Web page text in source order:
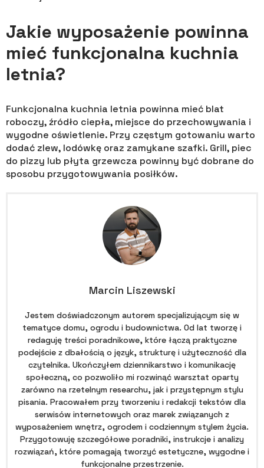
Jakie wyposażenie powinna
mieć funkcjonalna kuchnia
letnia?
Funkcjonalna kuchnia letnia powinna mieć blat
roboczy, źródło ciepła, miejsce do przechowywania i
wygodne oświetlenie. Przy częstym gotowaniu warto
dodać zlew, lodówkę oraz zamykane szafki. Grill, piec
do pizzy lub płyta grzewcza powinny być dobrane do
sposobu przygotowywania posiłków.
Marcin Liszewski
Jestem doświadczonym autorem specjalizującym się w
tematyce domu, ogrodu i budownictwa. Od lat tworzę i
redaguję treści poradnikowe, które łączą praktyczne
podejście z dbałością o język, strukturę i użyteczność dla
czytelnika. Ukończyłem dziennikarstwo i komunikację
społeczną, co pozwoliło mi rozwinąć warsztat oparty
zarówno na rzetelnym researchu, jak i przystępnym stylu
pisania. Pracowałem przy tworzeniu i redakcji tekstów dla
serwisów internetowych oraz marek związanych z
wyposażeniem wnętrz, ogrodem i codziennym stylem życia.
Przygotowuję szczegółowe poradniki, instrukcje i analizy
rozwiązań, które pomagają tworzyć estetyczne, wygodne i
funkcjonalne przestrzenie.